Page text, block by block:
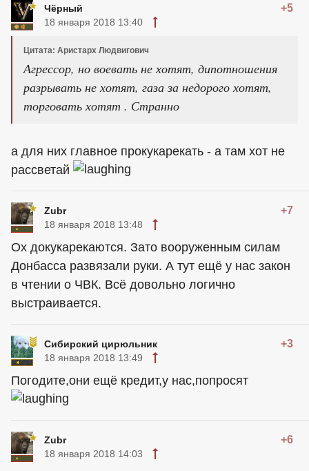
Чёрный +5
18 января 2018 13:40
Цитата: Аристарх Людвигович
Агрессор, но воевать не хотят, дипотношения
разрывать не хотят, газа за недорого хотят,
торговать хотят . Странно
а для них главное прокукарекать - а там хот не
рассветай
Zubr +7
18 января 2018 13:48
Ох докукарекаются. Зато вооруженным силам
Донбасса развязали руки. А тут ещё у нас закон
в чтении о ЧВК. Всё довольно логично
выстраивается.
Сибирский цирюльник +3
18 января 2018 13:49
Погодите,они ещё кредит,у нас,попросят
Zubr +6
18 января 2018 14:03